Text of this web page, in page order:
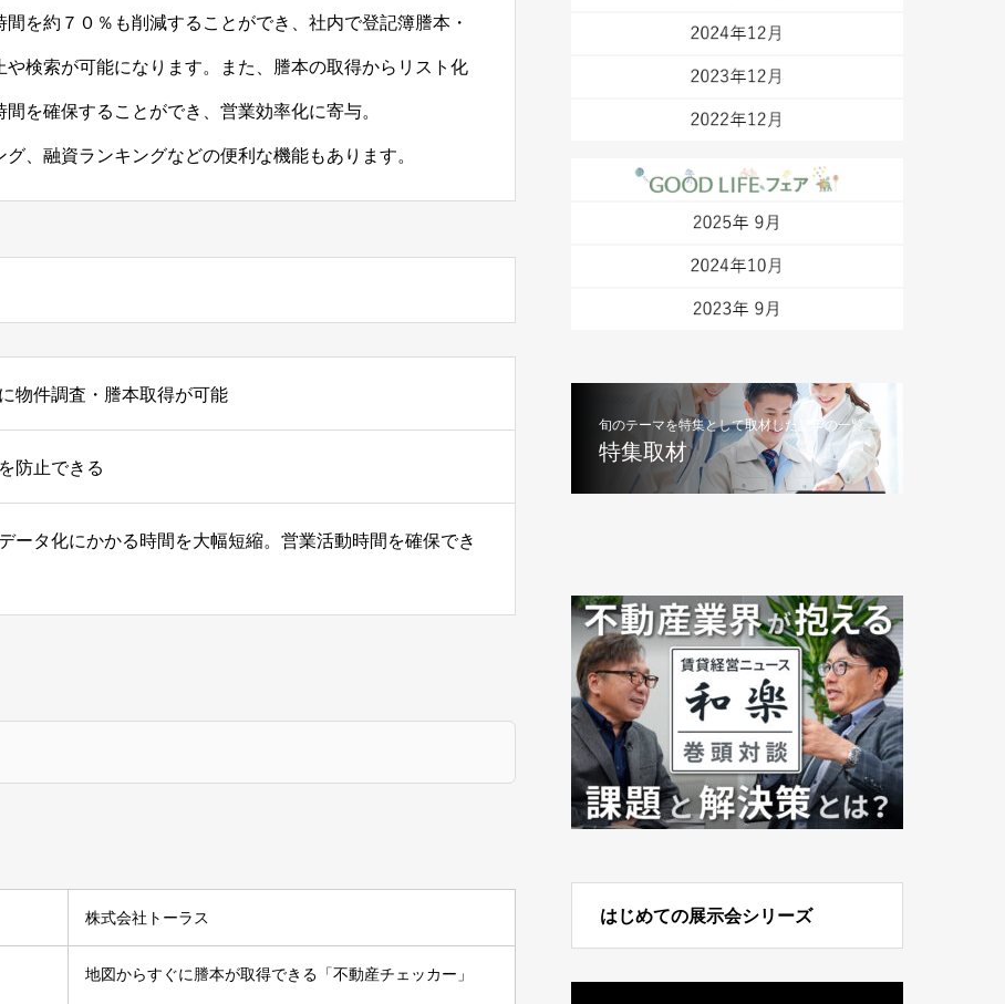
を約７０％も削減することができ、社内で登記簿謄本・
検索が可能になります。また、謄本の取得からリスト化
を確保することができ、営業効率化に寄与。
、融資ランキングなどの便利な機能もあります。
物件調査・謄本取得が可能
防止できる
ータ化にかかる時間を大幅短縮。営業活動時間を確保でき
株式会社トーラス
地図からすぐに謄本が取得できる「不動産チェッカー」
旬のテーマを特集として取材した記事の一覧
特集取材
はじめての展示会シリーズ